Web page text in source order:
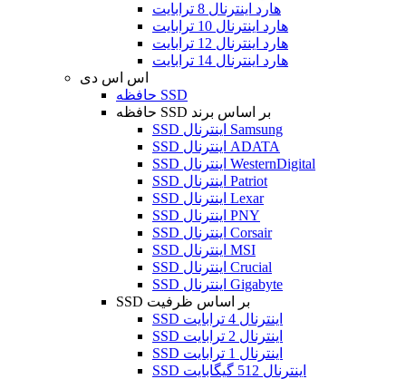
هارد اینترنال 8 ترابایت
هارد اینترنال 10 ترابایت
هارد اینترنال 12 ترابایت
هارد اینترنال 14 ترابایت
اس اس دی
حافظه SSD
حافظه SSD بر اساس برند
SSD اینترنال Samsung
SSD اینترنال ADATA
SSD اینترنال WesternDigital
SSD اینترنال Patriot
SSD اینترنال Lexar
SSD اینترنال PNY
SSD اینترنال Corsair
SSD اینترنال MSI
SSD اینترنال Crucial
SSD اینترنال Gigabyte
SSD بر اساس ظرفیت
SSD اینترنال 4 ترابایت
SSD اینترنال 2 ترابایت
SSD اینترنال 1 ترابایت
SSD اینترنال 512 گیگابایت